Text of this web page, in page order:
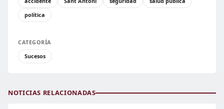
política
CATEGORÍA
Sucesos
NOTICIAS RELACIONADAS